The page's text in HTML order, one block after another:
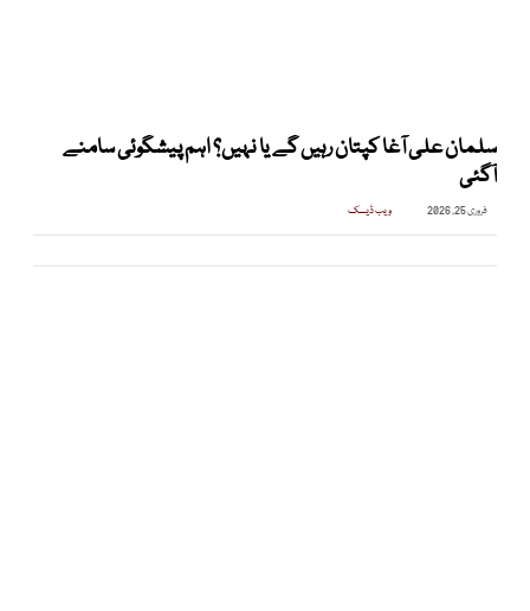
سلمان علی آغا کپتان رہیں گے یا نہیں؟ اہم پیشگوئی سامنے
آگئی
فروری 25, 2026 ویب ڈیسک